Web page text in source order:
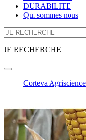
DURABILITE
Qui sommes nous
JE RECHERCHE
Corteva Agriscience